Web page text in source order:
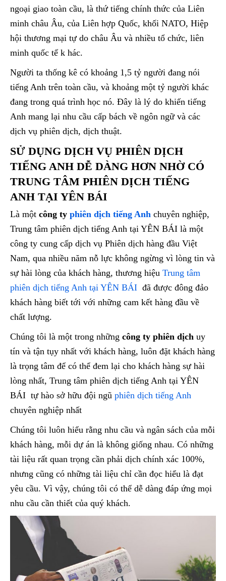
ngoại giao toàn cầu, là thứ tiếng chính thức của Liên
minh châu Âu, của Liên hợp Quốc, khối NATO, Hiệp
hội thương mại tự do châu Âu và nhiều tổ chức, liên
minh quốc tế k hác.
Người ta thống kê có khoảng 1,5 tỷ người đang nói
tiếng Anh trên toàn cầu, và khoảng một tỷ người khác
đang trong quá trình học nó. Đây là lý do khiến tiếng
Anh mang lại nhu cầu cấp bách về ngôn ngữ và các
dịch vụ phiên dịch, dịch thuật.
SỬ DỤNG DỊCH VỤ PHIÊN DỊCH
TIẾNG ANH DỄ DÀNG HƠN NHỜ CÓ
TRUNG TÂM PHIÊN DỊCH TIẾNG
ANH TẠI YÊN BÁI
Là một công ty phiên dịch tiếng Anh chuyên nghiệp,
Trung tâm phiên dịch tiếng Anh tại YÊN BÁI là một
công ty cung cấp dịch vụ Phiên dịch hàng đầu Việt
Nam, qua nhiều năm nỗ lực không ngừng vì lòng tin và
sự hài lòng của khách hàng, thương hiệu Trung tâm
phiên dịch tiếng Anh tại YÊN BÁI đã được đông đảo
khách hàng biết tới với những cam kết hàng đầu về
chất lượng.
Chúng tôi là một trong những công ty phiên dịch uy
tín và tận tụy nhất với khách hàng, luôn đặt khách hàng
là trọng tâm để có thể đem lại cho khách hàng sự hài
lòng nhất, Trung tâm phiên dịch tiếng Anh tại YÊN
BÁI tự hào sở hữu đội ngũ phiên dịch tiếng Anh
chuyên nghiệp nhất
Chúng tôi luôn hiểu rằng nhu cầu và ngân sách của mỗi
khách hàng, mỗi dự án là không giống nhau. Có những
tài liệu rất quan trọng cần phải dịch chính xác 100%,
nhưng cũng có những tài liệu chỉ cần đọc hiểu là đạt
yêu cầu. Vì vậy, chúng tôi có thể dễ dàng đáp ứng mọi
nhu cầu cần thiết của quý khách.